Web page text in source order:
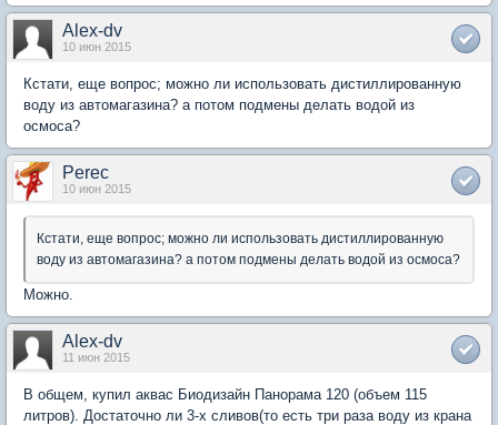
Alex-dv
10 июн 2015
Кстати, еще вопрос; можно ли использовать дистиллированную
воду из автомагазина? а потом подмены делать водой из
осмоса?
Perec
10 июн 2015
Кстати, еще вопрос; можно ли использовать дистиллированную
воду из автомагазина? а потом подмены делать водой из осмоса?
Можно.
Alex-dv
11 июн 2015
В общем, купил аквас Биодизайн Панорама 120 (объем 115
литров). Достаточно ли 3-х сливов(то есть три раза воду из крана